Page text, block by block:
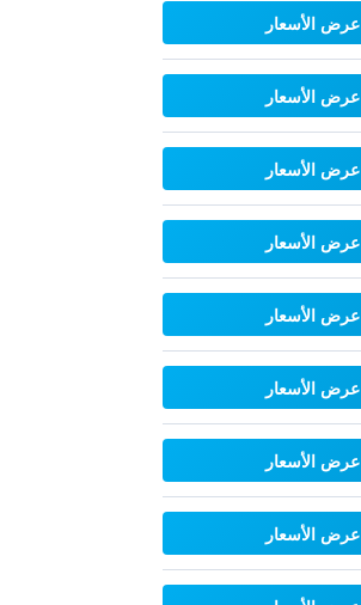
عرض الأسعار
عرض الأسعار
عرض الأسعار
عرض الأسعار
عرض الأسعار
عرض الأسعار
عرض الأسعار
عرض الأسعار